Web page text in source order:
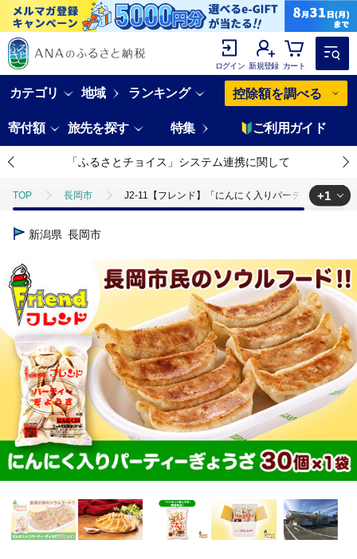
ログイン 新規登録 カート
カテゴリ 地域 ランキング 控除額を調べる
寄付額 旅先を探す 特集 ご利用ガイド
「ふるさとチョイス」システム連携に関して
TOP 長岡市
J2-11【フレンド】「にんにく入りパーティーぎょう
+1
新潟県 長岡市